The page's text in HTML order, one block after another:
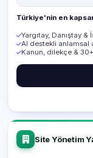
Türkiye'nin en
Yargıtay, Danıştay &
AI destekli anlamsal
Kanun, dilekçe &
Site Yönetim